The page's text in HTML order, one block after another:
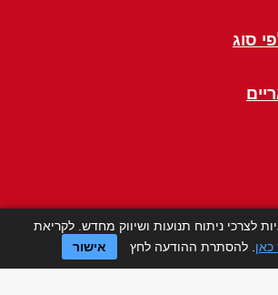
סוג
Click a Table
לצרכי ניתוח תנועות ושיווק מחדש. לקריאת
כאן . להסתרת ההודעה לחץ אישור